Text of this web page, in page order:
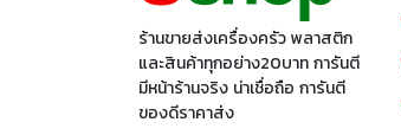
ร้านขายส่งเครื่องครัว พลาสติก
และสินค้าทุกอย่าง20บาท การันตี
มีหน้าร้านจริง น่าเชื่อถือ การันตี
ของดีราคาส่ง